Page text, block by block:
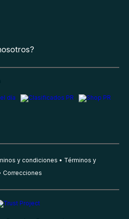
y condiciones
Términos y
Correcciones